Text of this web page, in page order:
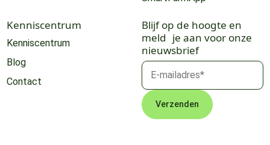
Kenniscentrum
Kenniscentrum
Blog
Contact
Blijf op de hoogte en
meld je aan voor onze
nieuwsbrief